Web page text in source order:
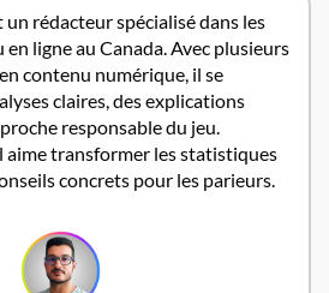
rédacteur spécialisé dans les
ligne au Canada. Avec plusieurs
contenu numérique, il se
claires, des explications
responsable du jeu.
aime transformer les statistiques
concrets pour les parieurs.